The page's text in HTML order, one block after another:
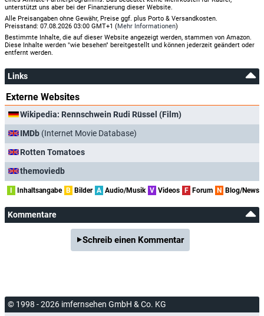
unterstützt uns aber bei der Finanzierung dieser Website.
Alle Preisangaben ohne Gewähr, Preise ggf. plus Porto & Versandkosten.
Preisstand: 07.08.2026 03:00 GMT+1 (Mehr Informationen)
Bestimmte Inhalte, die auf dieser Website angezeigt werden, stammen von Amazon.
Diese Inhalte werden "wie besehen" bereitgestellt und können jederzeit geändert oder
entfernt werden.
Links
Externe Websites
Wikipedia: Rennschwein Rudi Rüssel (Film)
IMDb (Internet Movie Database)
Rotten Tomatoes
themoviedb
I Inhaltsangabe B Bilder A Audio/Musik V Videos F Forum N Blog/News
Kommentare
Schreib einen Kommentar
© 1998 - 2026 imfernsehen GmbH & Co. KG